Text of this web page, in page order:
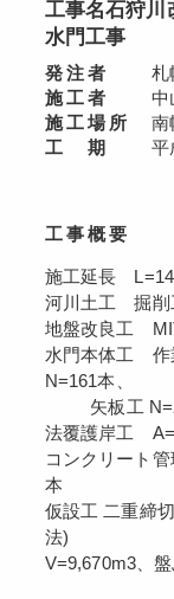
工事名石狩川
水門工事
発注者
札
施工者
中
施工場所
南
工 期
平
工事概要
施工延長
河川土工 掘削
地盤改良工
水門本体工
N=161本、
矢板工
法覆護岸工
コンクリート
本
仮設工 二重締
法)
V=9,670m3、